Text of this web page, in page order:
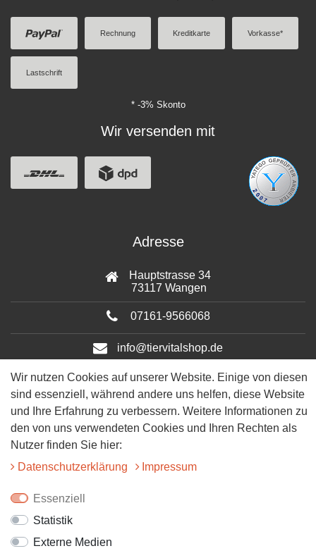
Rechnung Kreditkarte Vorkasse*
Lastschrift
* -3% Skonto
Wir versenden mit
Adresse
Hauptstrasse 34
73117 Wangen
07161-9566068
info@tiervitalshop.de
Folgt uns auf Facebook
Folgt uns auf Instagram
© 2025 Tiervitalshop | Webentwicklung & Webdesign
Wir nutzen Cookies auf unserer Website. Einige von diesen
sind essenziell, während andere uns helfen, diese Website
und Ihre Erfahrung zu verbessern. Weitere Informationen zu
den von uns verwendeten Cookies und Ihren Rechten als
Nutzer finden Sie hier:
Daten­schutz­erklärung
Impressum
Essenziell
Statistik
Externe Medien